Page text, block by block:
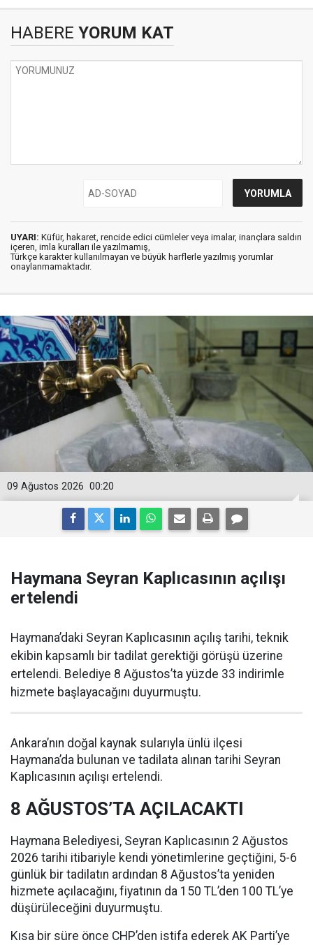
HABERE YORUM KAT
UYARI: Küfür, hakaret, rencide edici cümleler veya imalar, inançlara saldırı
içeren, imla kuralları ile yazılmamış,
Türkçe karakter kullanılmayan ve büyük harflerle yazılmış yorumlar
onaylanmamaktadır.
00:20
09 Ağustos 2026
Haymana Seyran Kaplıcasının açılışı
ertelendi
Haymana’daki Seyran Kaplıcasının açılış tarihi, teknik
ekibin kapsamlı bir tadilat gerektiği görüşü üzerine
ertelendi. Belediye 8 Ağustos’ta yüzde 33 indirimle
hizmete başlayacağını duyurmuştu.
Ankara’nın doğal kaynak sularıyla ünlü ilçesi
Haymana’da bulunan ve tadilata alınan tarihi Seyran
Kaplıcasının açılışı ertelendi.
8 AĞUSTOS’TA AÇILACAKTI
Haymana Belediyesi, Seyran Kaplıcasının 2 Ağustos
2026 tarihi itibariyle kendi yönetimlerine geçtiğini, 5-6
günlük bir tadilatın ardından 8 Ağustos’ta yeniden
hizmete açılacağını, fiyatının da 150 TL’den 100 TL’ye
düşürüleceğini duyurmuştu.
Kısa bir süre önce CHP’den istifa ederek AK Parti’ye